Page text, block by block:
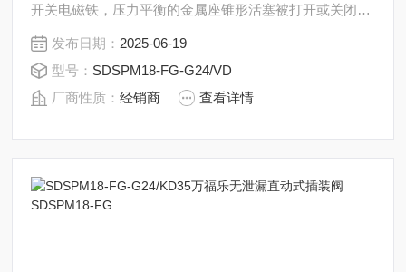
开关电磁铁，压力平衡的金属座锥形活塞被打开或关闭。
座椅活塞导板是通过一个O型环来密封的。万福乐系列无
泄漏直动式插装阀SDSPM18
发布日期： 2025-06-19
型号： SDSPM18-FG-G24/VD
厂商性质：经销商 查看详情